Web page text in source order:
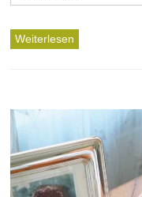
Weiterlesen